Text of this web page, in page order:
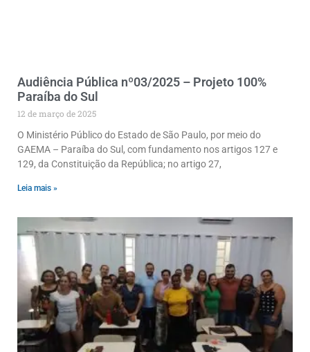
Audiência Pública nº03/2025 – Projeto 100%
Paraíba do Sul
12 de março de 2025
O Ministério Público do Estado de São Paulo, por meio do
GAEMA – Paraíba do Sul, com fundamento nos artigos 127 e
129, da Constituição da República; no artigo 27,
Leia mais »